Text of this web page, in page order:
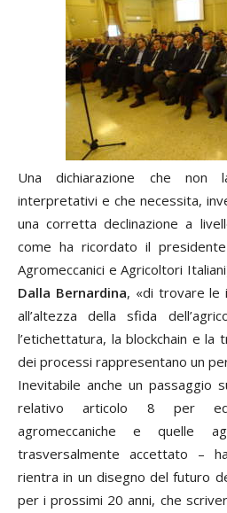
Una dichiarazione che non
interpretativi e che necessita,
una corretta declinazione a
come ha ricordato il
Agromeccanici e Agricoltori
Dalla Bernardina, «di trovare le
all’altezza della sfida
l’etichettatura, la blockchain e la
dei processi rappresentano un
Inevitabile anche un passaggio
relativo articolo 8 per
agromeccaniche e quelle
trasversalmente accettato –
rientra in un disegno del futuro
per i prossimi 20 anni, che